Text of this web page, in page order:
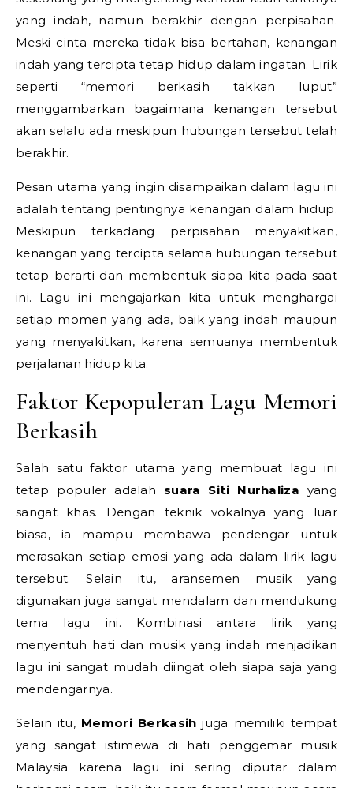
yang indah, namun berakhir dengan perpisahan.
Meski cinta mereka tidak bisa bertahan, kenangan
indah yang tercipta tetap hidup dalam ingatan. Lirik
seperti “memori berkasih takkan luput”
menggambarkan bagaimana kenangan tersebut
akan selalu ada meskipun hubungan tersebut telah
berakhir.
Pesan utama yang ingin disampaikan dalam lagu ini
adalah tentang pentingnya kenangan dalam hidup.
Meskipun terkadang perpisahan menyakitkan,
kenangan yang tercipta selama hubungan tersebut
tetap berarti dan membentuk siapa kita pada saat
ini. Lagu ini mengajarkan kita untuk menghargai
setiap momen yang ada, baik yang indah maupun
yang menyakitkan, karena semuanya membentuk
perjalanan hidup kita.
Faktor Kepopuleran Lagu Memori
Berkasih
Salah satu faktor utama yang membuat lagu ini
tetap populer adalah suara Siti Nurhaliza yang
sangat khas. Dengan teknik vokalnya yang luar
biasa, ia mampu membawa pendengar untuk
merasakan setiap emosi yang ada dalam lirik lagu
tersebut. Selain itu, aransemen musik yang
digunakan juga sangat mendalam dan mendukung
tema lagu ini. Kombinasi antara lirik yang
menyentuh hati dan musik yang indah menjadikan
lagu ini sangat mudah diingat oleh siapa saja yang
mendengarnya.
Selain itu, Memori Berkasih juga memiliki tempat
yang sangat istimewa di hati penggemar musik
Malaysia karena lagu ini sering diputar dalam